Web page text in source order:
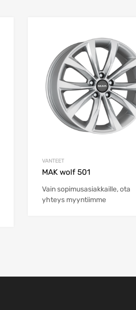
VANTEET
MAK wolf 501
Vain sopimusasiakkaille, ota
yhteys myyntiimme